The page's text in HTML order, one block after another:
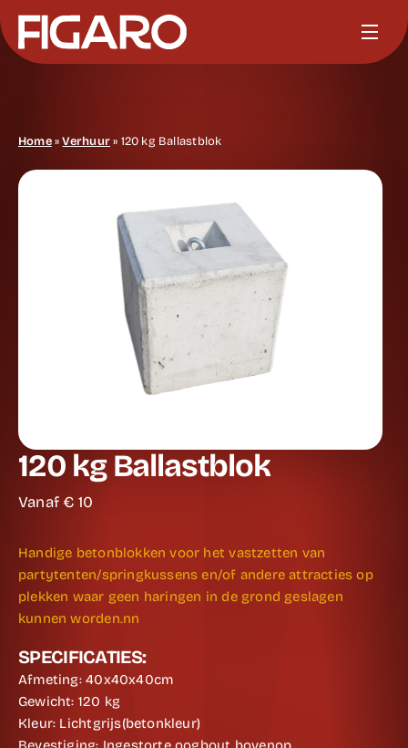
Home»Verhuur» 120 kg Ballastblok
120 kg Ballastblok
Vanaf € 10
Handige betonblokken voor het vastzetten van
partytenten/springkussens en/of andere attracties op
plekken waar geen haringen in de grond geslagen
kunnen worden.nn
SPECIFICATIES:
Afmeting: 40x40x40cm
Gewicht: 120 kg
Kleur: Lichtgrijs(betonkleur)